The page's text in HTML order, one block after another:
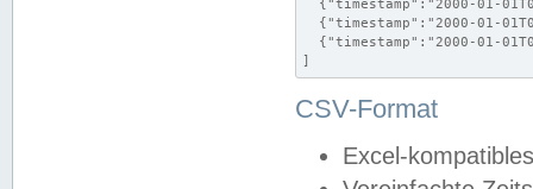
{"timestamp":"2000-01-
{"timestamp":"2000-01-
{"timestamp":"2000-01-
]
CSV-Format
Excel-